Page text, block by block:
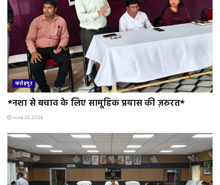
फतेहपुर
*नशा से बचाव के लिए सामूहिक प्रयास की ज़रुरत*
June 23, 2026